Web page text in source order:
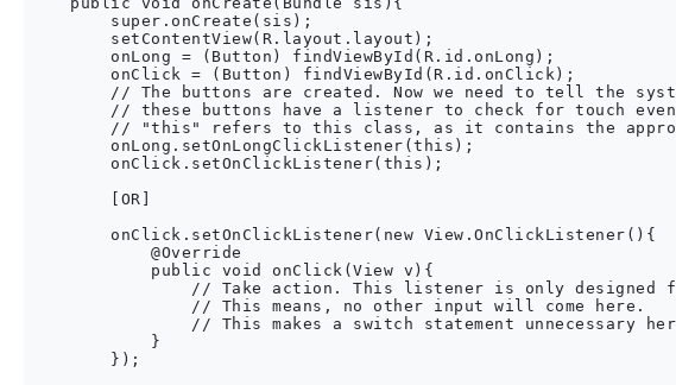
        super.onCreate(sis);
        setContentView(R.layout.layout);
        onLong = (Button) findViewById(R.id.onLong);
        onClick = (Button) findViewById(R.id.onClick);
// The buttons are created. Now we need to tell the
// these buttons have a listener to check for touch
// "this" refers to this class, as it contains the
        onLong.setOnLongClickListener(this);
        onClick.setOnClickListener(this);
        [OR]
        onClick.setOnClickListener(new View.OnClickListener(){
            @Override
            public void onClick(View v){
// Take action. This listener is only designed
                // This means, no other input will come here.
// This makes a switch statement unnecessary
            }
        });